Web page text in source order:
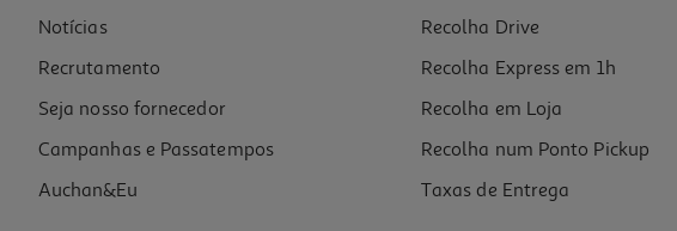
Notícias
Recrutamento
Seja nosso fornecedor
Campanhas e Passatempos
Auchan&Eu
Recolha Drive
Recolha Express em 1h
Recolha em Loja
Recolha num Ponto Pickup
Taxas de Entrega